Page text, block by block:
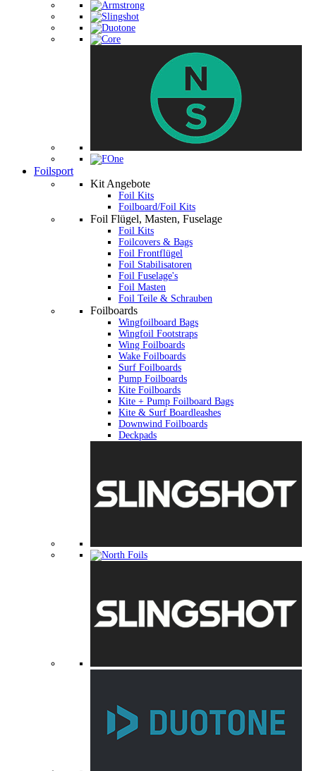
Foilsport
Kit Angebote
Foil Kits
Foilboard/Foil Kits
Foil Flügel, Masten, Fuselage
Foil Kits
Foilcovers & Bags
Foil Frontflügel
Foil Stabilisatoren
Foil Fuselage's
Foil Masten
Foil Teile & Schrauben
Foilboards
Wingfoilboard Bags
Wingfoil Footstraps
Wing Foilboards
Wake Foilboards
Surf Foilboards
Pump Foilboards
Kite Foilboards
Kite + Pump Foilboard Bags
Kite & Surf Boardleashes
Downwind Foilboards
Deckpads